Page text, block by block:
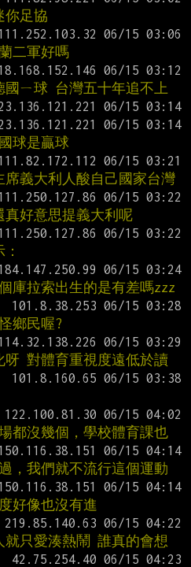
足協
二軍好嗎
ㄧ球 台灣五十年追不上
球是贏球
義大利人酸自己國家台灣
好意思提義大利呢
庫拉索出生的是有差嗎zzz
鄉民喔?
對體育重視度遠低於讀
都沒幾個，學校體育課也
，我們就不流行這個運動
好像也沒有進
只愛湊熱鬧 誰真的會想